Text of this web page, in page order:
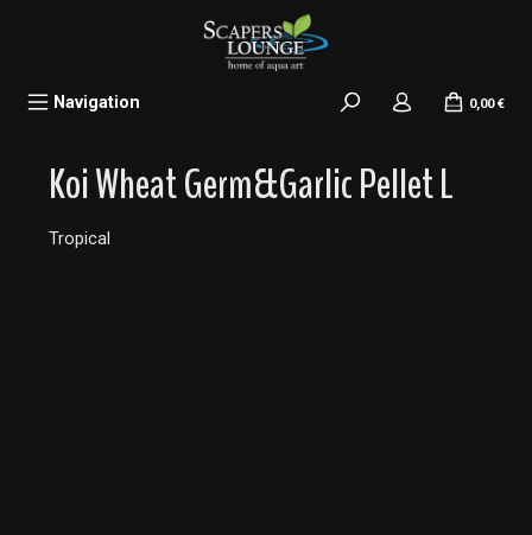
Navigation 0,00 €
Koi Wheat Germ&Garlic Pellet L
Tropical